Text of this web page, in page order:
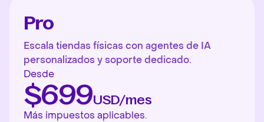
Pro
Escala tiendas físicas con agentes de IA
personalizados y soporte dedicado.
Desde
$699USD/mes
Más impuestos aplicables.